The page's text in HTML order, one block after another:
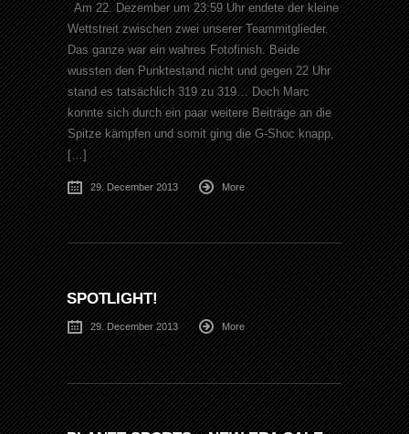
Am 22. Dezember um 23:59 Uhr endete der kleine
Wettstreit zwischen zwei unserer Teammitglieder.
Das ganze war ein wahres Fotofinish. Beide
wussten den Punktestand nicht und gegen 22 Uhr
stand es tatsächlich 319 zu 319… Doch Marc
konnte sich durch ein paar weitere Beiträge an die
Spitze kämpfen und somit ging die G-Shoc knapp,
[…]
29. December 2013 More
SPOTLIGHT!
29. December 2013 More